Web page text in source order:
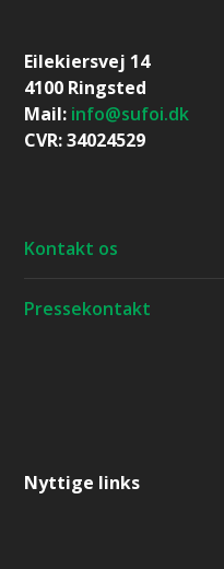
Eilekiersvej 14
4100 Ringsted
Mail: info@sufoi.dk
CVR: 34024529
Kontakt os
Pressekontakt
Nyttige links